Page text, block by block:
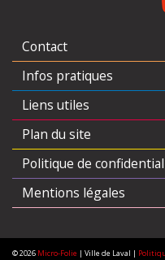
Contact
Infos pratiques
Liens utiles
Plan du site
Politique de
Mentions légales
© 2026 Micro-Folie | Ville de Laval |